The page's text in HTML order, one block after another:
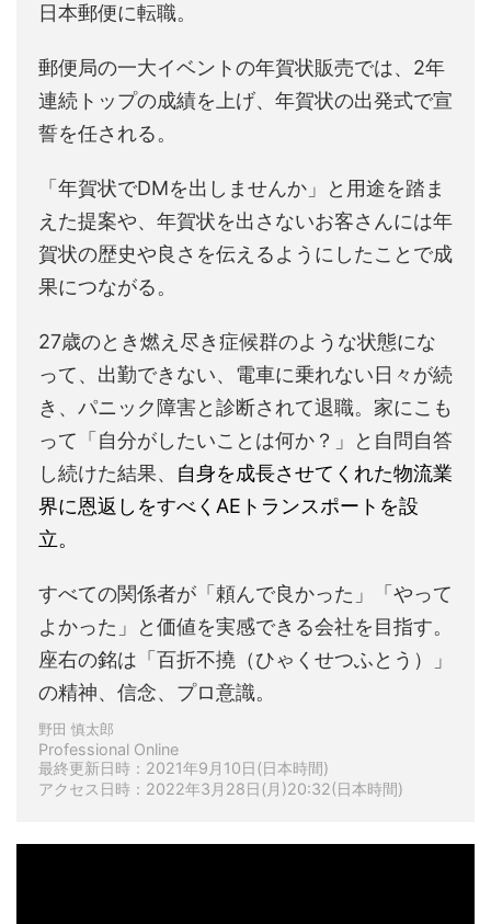
日本郵便に転職。
郵便局の一大イベントの年賀状販売では、2年
連続トップの成績を上げ、年賀状の出発式で宣
誓を任される。
「年賀状でDMを出しませんか」と用途を踏ま
えた提案や、年賀状を出さないお客さんには年
賀状の歴史や良さを伝えるようにしたことで成
果につながる。
27歳のとき燃え尽き症候群のような状態にな
って、出勤できない、電車に乗れない日々が続
き、パニック障害と診断されて退職。家にこも
って「自分がしたいことは何か？」と自問自答
し続けた結果、 自身を成長させてくれた物流業
界に恩返しをすべくAEトランスポートを設
立。
すべての関係者が「頼んで良かった」「やって
よかった」と価値を実感できる会社を目指す。
座右の銘は「百折不撓（ひゃくせつふとう）」
の精神、信念、プロ意識。
野田 慎太郎
Professional Online
最終更新日時：2021年9月10日(日本時間)
アクセス日時：2022年3月28日(月)20:32(日本時間)